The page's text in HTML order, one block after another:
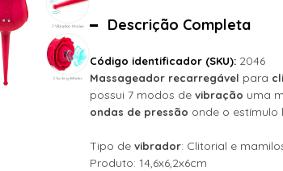
Descrição Completa
Código identificador (SKU): 2046
Massageador recarregável para
possui 7 modos de vibração uma
ondas de pressão onde o estímulo
Tipo de vibrador: Clitorial e
Produto: 14,6x6,2x6cm